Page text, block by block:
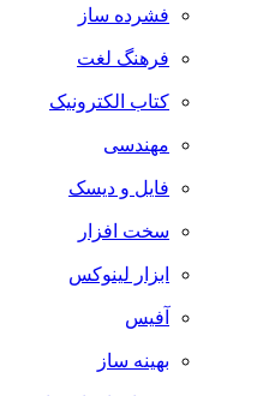
فشرده ساز
فرهنگ لغت
کتاب الکترونیک
مهندسی
فایل و دیسک
سخت افزار
ابزار لینوکس
آفیس
بهینه ساز